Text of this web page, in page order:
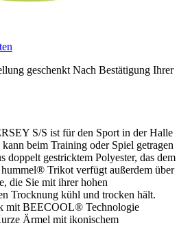
geschenkt Nach Bestätigung Ihrer
S/S ist für den Sport in der Halle
beim Training oder Spiel getragen
doppelt gestricktem Polyester, das dem
Trikot verfügt außerdem über
die Sie mit ihrer hohen
Trocknung kühl und trocken hält.
mit BEECOOL® Technologie
Ärmel mit ikonischem